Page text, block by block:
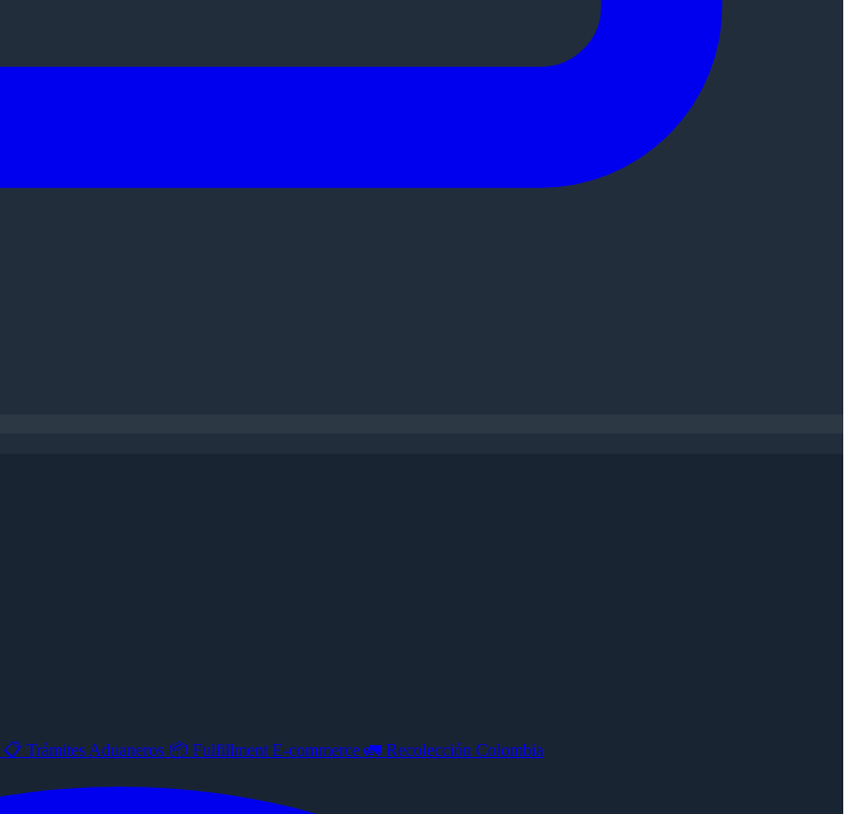
📋 Trámites Aduaneros 📦 Fulfillment E-commerce 🚛 Recolección Colombia